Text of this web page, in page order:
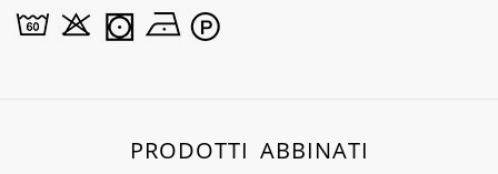
PRODOTTI ABBINATI